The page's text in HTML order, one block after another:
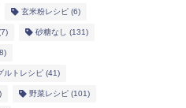
玄米粉レシピ(6)
砂糖なし (131)
ルトレシピ(41)
野菜レシピ(101)